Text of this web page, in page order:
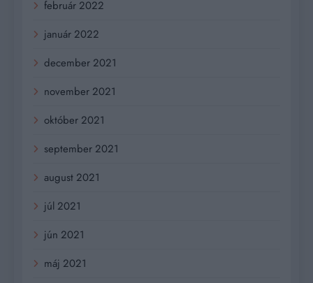
február 2022
január 2022
december 2021
november 2021
október 2021
september 2021
august 2021
júl 2021
jún 2021
máj 2021